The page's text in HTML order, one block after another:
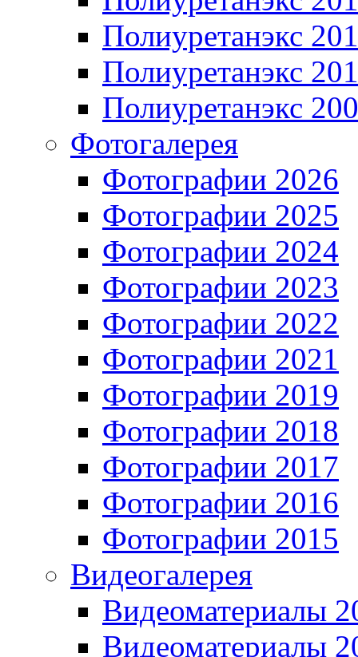
Полиуретанэкс
Полиуретанэкс
Полиуретанэкс
Фотогалерея
Фотографии 2026
Фотографии 2025
Фотографии 2024
Фотографии 2023
Фотографии 2022
Фотографии 2021
Фотографии 2019
Фотографии 2018
Фотографии 2017
Фотографии 2016
Фотографии 2015
Видеогалерея
Видеоматериалы
Видеоматериалы